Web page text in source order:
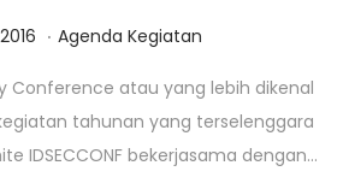
0
/
0
3
. Posted in
Agenda Kegiatan
Conference atau yang lebih dikenal
tahunan yang terselenggara
IDSECCONF bekerjasama dengan…